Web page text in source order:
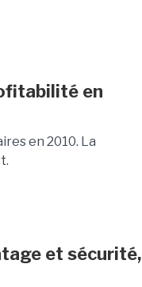
en
en 2010. La
et sécurité,